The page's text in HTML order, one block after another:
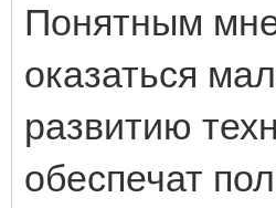
Понятным
оказаться
развитию
обеспечат